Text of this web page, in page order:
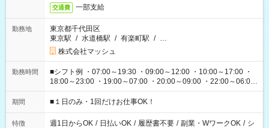
交通費 一部支給
勤務地
東京都千代田区
東京駅 / 水道橋駅 / 有楽町駅 / …
株式会社マッシュ
勤務時間
■シフト例 ・07:00～19:30 ・09:00～12:00 ・10:00～17:00 ・
18:00～23:00 ・19:00～07:00 ・20:00～09:00 ・22:00～06:00
etc ★最短で3時間で5,120円のお仕事から 15時間で2万円近く稼
げるお仕事も！ ご希望のお時間に合わせてご紹介！ ※シフトは
ください！
期間 ■１日のみ・1回だけお仕事OK！
特徴 週1日からOK / 日払いOK / 履歴書不要 / 副業・WワークOK / シ